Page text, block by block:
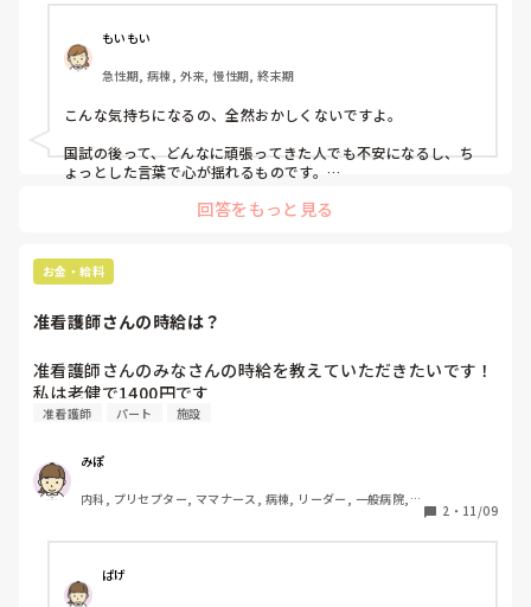
きっと物事を悲観的に見過ぎだとか思われる方もいると思い
ます。ですが、国家試験後はこのような気持ちの変化が現れ
てしまうことはみなさん同じだったと思います。なので、あ
たたかい言葉をください。お願いします
もいもい
急性期, 病棟, 外来, 慢性期, 終末期
こんな気持ちになるの、全然おかしくないですよ。
国試の後って、どんなに頑張ってきた人でも不安になるし、ち
ょっとした言葉で心が揺れるものです。
は本当にショックだったかと思います。
すよ。
学校側は万が一の手続きも含めて動いてるだけで、あなたの実
ここまで頑張ってきた事実は消えないし、点数だって先生が言
今は気持ちが揺れて当然で悲しくなってもいいし、怖くなって
もいい。
それでも、あなたはここまでやり切った人。ちゃんと頑張った
国家試験お疲れさまでした！
頑張った分、今はゆっくり羽を伸ばしてください😊
回答をもっと見る
お金・給料
准看護師さんの時給は？
准看護師さんのみなさんの時給を教えていただきたいです！
私は老健で1400円です
准看護師 パート 施設
みぽ
内科, プリセプター, ママナース, 病棟, リーダー, 一般病院,
2 ・ 11/09
ぱげ